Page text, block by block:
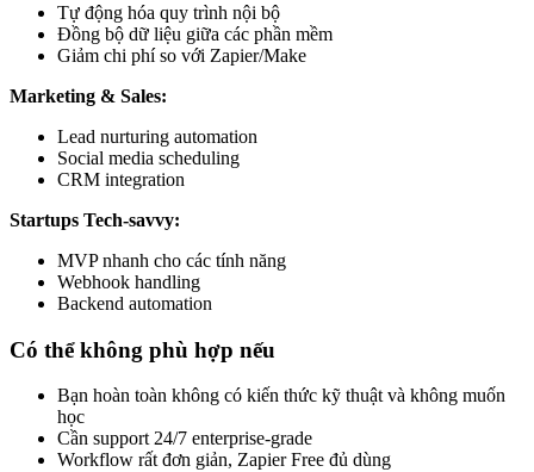
Tự động hóa quy trình nội bộ
Đồng bộ dữ liệu giữa các phần mềm
Giảm chi phí so với Zapier/Make
Marketing & Sales:
Lead nurturing automation
Social media scheduling
CRM integration
Startups Tech-savvy:
MVP nhanh cho các tính năng
Webhook handling
Backend automation
Có thể không phù hợp nếu
Bạn hoàn toàn không có kiến thức kỹ thuật và không muốn
học
Cần support 24/7 enterprise-grade
Workflow rất đơn giản, Zapier Free đủ dùng